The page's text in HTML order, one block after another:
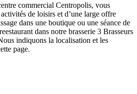
commercial Centropolis, vous
de loisirs et d’une large offre
dans une boutique ou une séance de
dans notre brasserie 3 Brasseurs
indiquons la localisation et les
page.